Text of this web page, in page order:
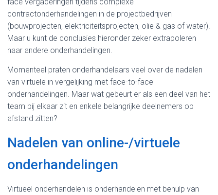
contractonderhandelingen in de projectbedrijven
(bouwprojecten, elektriciteitsprojecten, olie & gas of water).
Maar u kunt de conclusies hieronder zeker extrapoleren
naar andere onderhandelingen.
Momenteel praten onderhandelaars veel over de nadelen
van virtuele in vergelijking met face-to-face
onderhandelingen. Maar wat gebeurt er als een deel van het
team bij elkaar zit en enkele belangrijke deelnemers op
afstand zitten?
Nadelen van online-/virtuele
onderhandelingen
Virtueel onderhandelen is onderhandelen met behulp van